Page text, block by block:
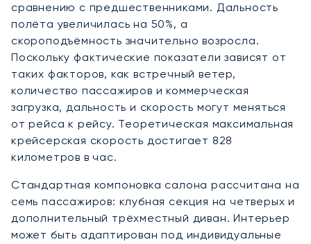
сравнению с предшественниками. Дальность
полёта увеличилась на 50%, а
скороподъёмность значительно возросла.
Поскольку фактические показатели зависят от
таких факторов, как встречный ветер,
количество пассажиров и коммерческая
загрузка, дальность и скорость могут меняться
от рейса к рейсу. Теоретическая максимальная
крейсерская скорость достигает 828
километров в час.
Стандартная компоновка салона рассчитана на
семь пассажиров: клубная секция на четверых и
дополнительный трёхместный диван. Интерьер
может быть адаптирован под индивидуальные